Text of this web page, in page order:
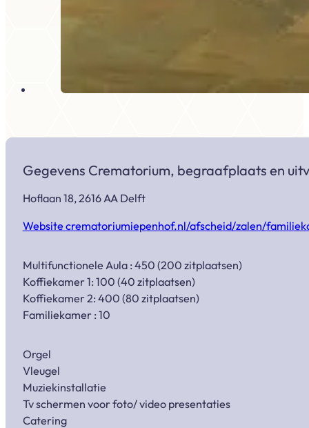
Gegevens Crematorium, begraafplaats en
Hoflaan 18, 2616 AA Delft
Website crematoriumiepenhof.nl/afscheid/zalen/
Multifunctionele Aula : 450 (200 zitplaatsen)
Koffiekamer 1: 100 (40 zitplaatsen)
Koffiekamer 2: 400 (80 zitplaatsen)
Familiekamer : 10
Orgel
Vleugel
Muziekinstallatie
Tv schermen voor foto/ video presentaties
Catering